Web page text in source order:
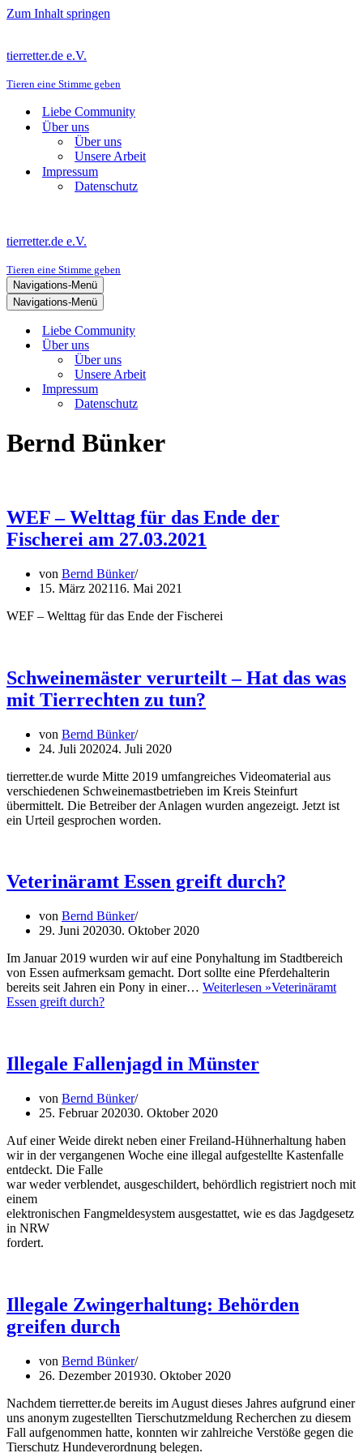
Zum Inhalt springen
tierretter.de e.V.
Tieren eine Stimme geben
Liebe Community
Über uns
Über uns
Unsere Arbeit
Impressum
Datenschutz
tierretter.de e.V.
Tieren eine Stimme geben
Navigations-Menü
Navigations-Menü
Liebe Community
Über uns
Über uns
Unsere Arbeit
Impressum
Datenschutz
Bernd Bünker
WEF – Welttag für das Ende der
Fischerei am 27.03.2021
von Bernd Bünker
15. März 202116. Mai 2021
WEF – Welttag für das Ende der Fischerei
Schweinemäster verurteilt – Hat das was
mit Tierrechten zu tun?
von Bernd Bünker
24. Juli 202024. Juli 2020
tierretter.de wurde Mitte 2019 umfangreiches Videomaterial aus
verschiedenen Schweinemastbetrieben im Kreis Steinfurt
übermittelt. Die Betreiber der Anlagen wurden angezeigt. Jetzt ist
ein Urteil gesprochen worden.
Veterinäramt Essen greift durch?
von Bernd Bünker
29. Juni 202030. Oktober 2020
Im Januar 2019 wurden wir auf eine Ponyhaltung im Stadtbereich
von Essen aufmerksam gemacht. Dort sollte eine Pferdehalterin
bereits seit Jahren ein Pony in einer… Weiterlesen »Veterinäramt
Essen greift durch?
Illegale Fallenjagd in Münster
von Bernd Bünker
25. Februar 202030. Oktober 2020
Auf einer Weide direkt neben einer Freiland-Hühnerhaltung haben
wir in der vergangenen Woche eine illegal aufgestellte Kastenfalle
entdeckt. Die Falle
war weder verblendet, ausgeschildert, behördlich registriert noch mit
einem
elektronischen Fangmeldesystem ausgestattet, wie es das Jagdgesetz
in NRW
fordert.
Illegale Zwingerhaltung: Behörden
greifen durch
von Bernd Bünker
26. Dezember 201930. Oktober 2020
Nachdem tierretter.de bereits im August dieses Jahres aufgrund einer
uns anonym zugestellten Tierschutzmeldung Recherchen zu diesem
Fall aufgenommen hatte, konnten wir zahlreiche Verstöße gegen die
Tierschutz Hundeverordnung belegen.